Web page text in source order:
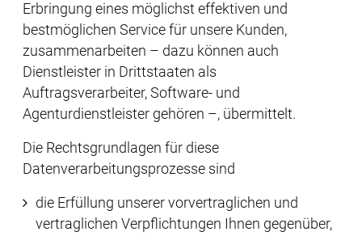
Erbringung eines möglichst effektiven und
bestmöglichen Service für unsere Kunden,
zusammenarbeiten – dazu können auch
Dienstleister in Drittstaaten als
Auftragsverarbeiter, Software- und
Agenturdienstleister gehören –, übermittelt.
Die Rechtsgrundlagen für diese
Datenverarbeitungsprozesse sind
die Erfüllung unserer vorvertraglichen und
vertraglichen Verpflichtungen Ihnen gegenüber,